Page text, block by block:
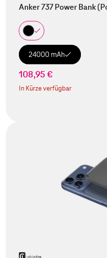
Anker 737 Power Bank
24000 mAh
108,95 €
In Kürze verfügbar